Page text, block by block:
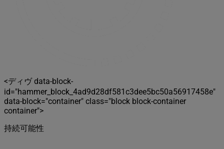
<ディヴ data-block-
id="hammer_block_4ad9d28df581c3dee5bc50a56917458e"
data-block="container" class="block block-container
container">
持続可能性